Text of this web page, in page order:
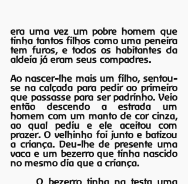
era uma vez um pobre homem que
tinha tantos filhos como uma peneira
tem furos, e todos os habitantes da
aldeia já eram seus compadres.
Ao nascer-lhe mais um filho, sentou-
se na calçada para pedir ao primeiro
que passasse para ser padrinho. Veio
então descendo a estrada um
homem com um manto de cor cinza,
ao qual pediu e ele aceitou com
prazer. O velhinho foi junto e batizou
a criança. Deu-lhe de presente uma
vaca e um bezerro que tinha nascido
no mesmo dia que a criança.